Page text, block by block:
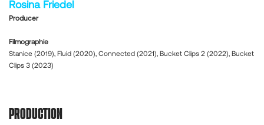
Rosina Friedel
Producer
Filmographie
Stanice (2019), Fluid (2020), Connected (2021), Bucket Clips 2 (2022), Bucket
Clips 3 (2023)
PRODUCTION